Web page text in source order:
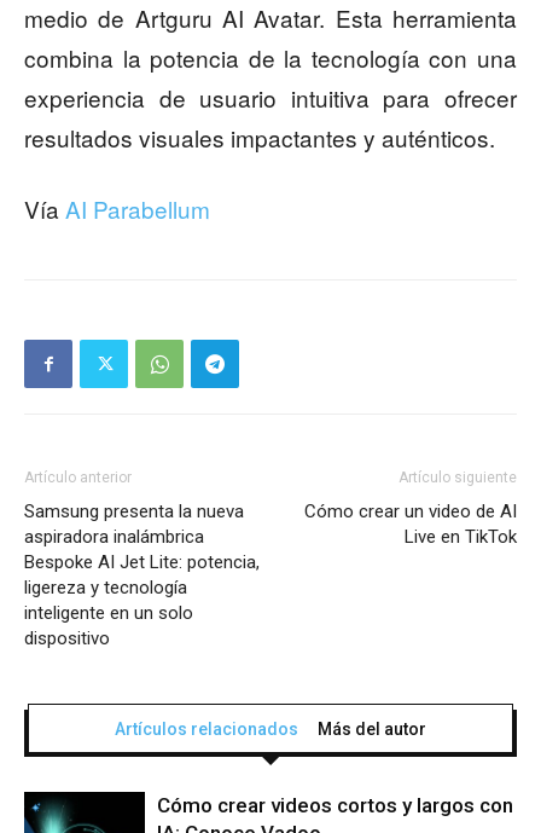
medio de Artguru AI Avatar. Esta herramienta
combina la potencia de la tecnología con una
experiencia de usuario intuitiva para ofrecer
resultados visuales impactantes y auténticos.
Vía AI Parabellum
Artículo anterior
Samsung presenta la nueva
aspiradora inalámbrica
Bespoke AI Jet Lite: potencia,
ligereza y tecnología
inteligente en un solo
dispositivo
Artículo siguiente
Cómo crear un video de AI
Live en TikTok
Artículos relacionados Más del autor
Cómo crear videos cortos y largos con